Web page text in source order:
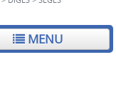
MENU